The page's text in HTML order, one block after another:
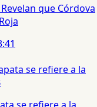
que Córdova
se refiere a la